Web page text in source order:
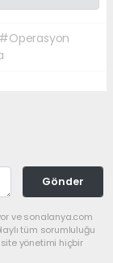
Gönder
ve sonalanya.com
tüm sorumluluğu
yönetimi hiçbir